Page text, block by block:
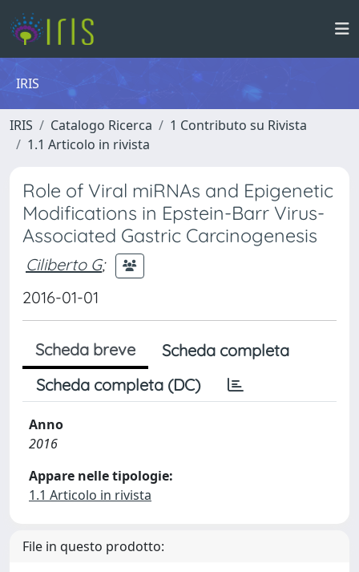
IRIS
IRIS Catalogo Ricerca
1 Contributo su Rivista
1.1 Articolo in rivista
Role of Viral miRNAs and Epigenetic
Modifications in Epstein-Barr Virus-
Associated Gastric Carcinogenesis
Ciliberto G;
2016-01-01
Scheda breve
Scheda completa
Scheda completa (DC)
Anno
2016
Appare nelle tipologie:
1.1 Articolo in rivista
File in questo prodotto: